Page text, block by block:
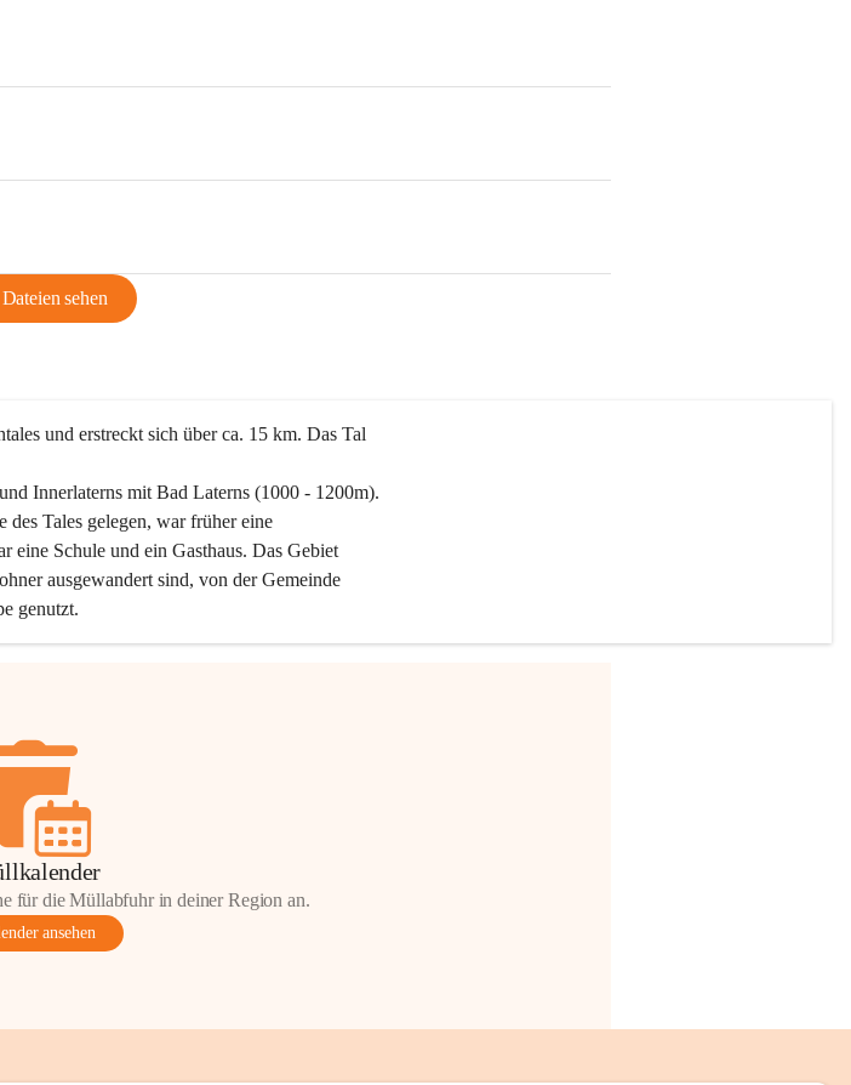
sehen
und erstreckt sich über ca. 15 km. Das Tal
Innerlaterns mit Bad Laterns (1000 - 1200m).
des Tales gelegen, war früher eine
eine Schule und ein Gasthaus. Das Gebiet
ausgewandert sind, von der Gemeinde
genutzt.
für die Müllabfuhr in deiner Region an.
ansehen